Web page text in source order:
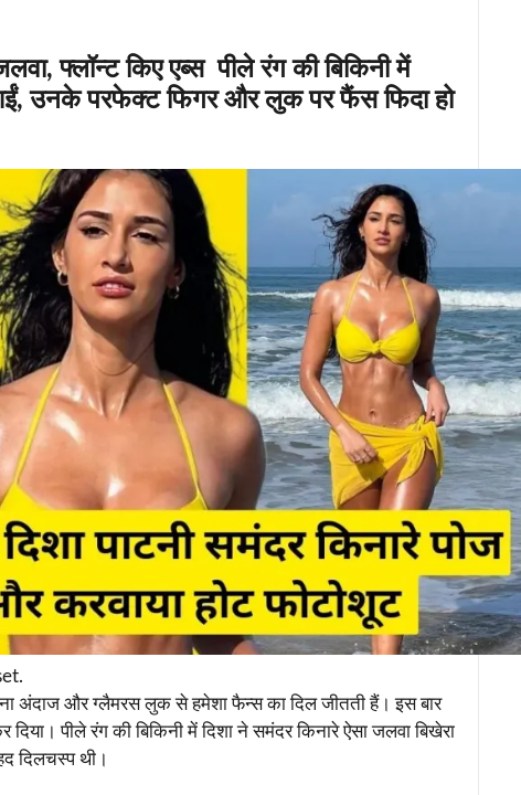
फ्लॉन्ट किए एब्स पीले रंग की बिकिनी में
उनके परफेक्ट फिगर और लुक पर फैंस फिदा हो
अंदाज और ग्लैमरस लुक से हमेशा फैन्स का दिल जीतती हैं। इस बार
पीले रंग की बिकिनी में दिशा ने समंदर किनारे ऐसा जलवा बिखेरा
दिलचस्प थी।